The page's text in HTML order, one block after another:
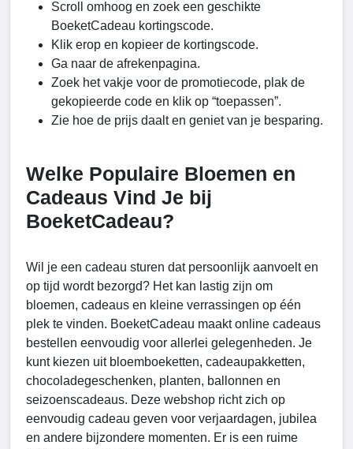
Scroll omhoog en zoek een geschikte
BoeketCadeau kortingscode.
Klik erop en kopieer de kortingscode.
Ga naar de afrekenpagina.
Zoek het vakje voor de promotiecode, plak de
gekopieerde code en klik op “toepassen”.
Zie hoe de prijs daalt en geniet van je besparing.
Welke Populaire Bloemen en
Cadeaus Vind Je bij
BoeketCadeau?
Wil je een cadeau sturen dat persoonlijk aanvoelt en
op tijd wordt bezorgd? Het kan lastig zijn om
bloemen, cadeaus en kleine verrassingen op één
plek te vinden. BoeketCadeau maakt online cadeaus
bestellen eenvoudig voor allerlei gelegenheden. Je
kunt kiezen uit bloemboeketten, cadeaupakketten,
chocoladegeschenken, planten, ballonnen en
seizoenscadeaus. Deze webshop richt zich op
eenvoudig cadeau geven voor verjaardagen, jubilea
en andere bijzondere momenten. Er is een ruime